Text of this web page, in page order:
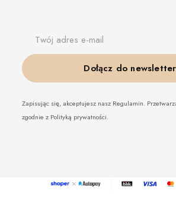
Twój adres e-mail
Dołącz do
Zapisując się, akceptujesz nasz Regulamin.
zgodnie z Polityką prywatności.